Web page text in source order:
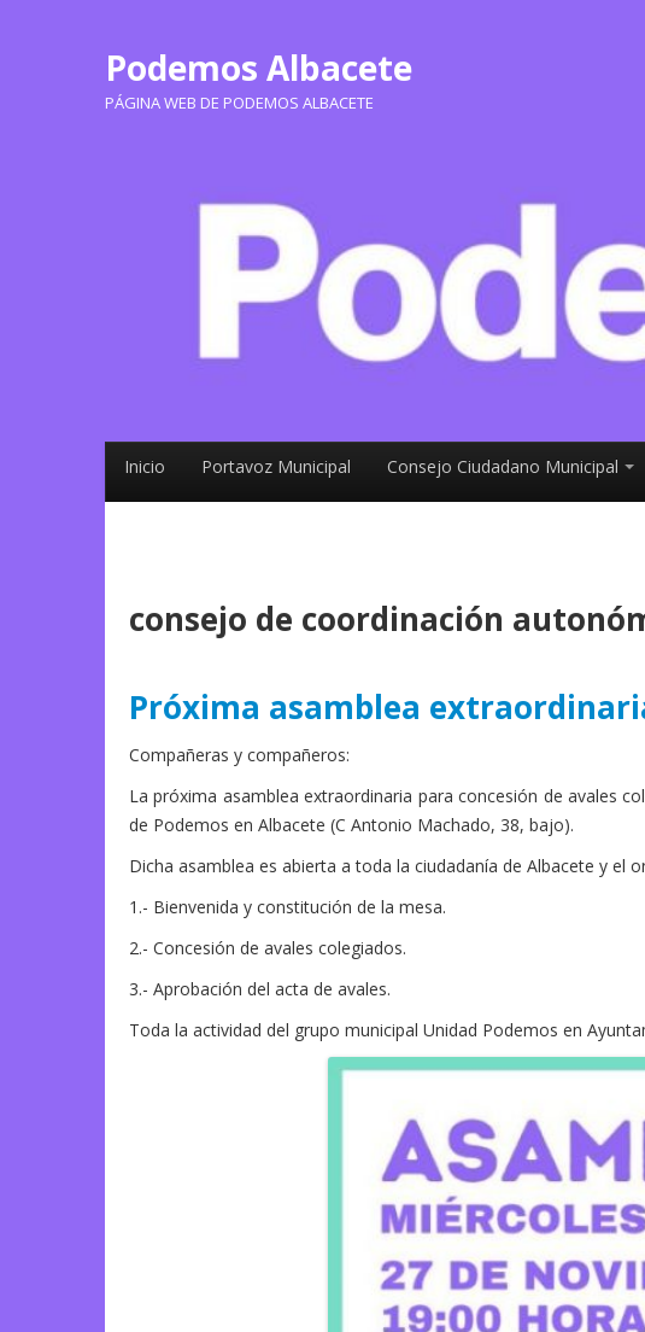
Podemos Albacete
PÁGINA WEB DE PODEMOS ALBACETE
Inicio Portavoz Municipal Consejo Ciudadano Municipal
consejo de coordinación
Próxima asamblea
Compañeras y compañeros:
La próxima asamblea extraordinaria para concesión de avales
de Podemos en Albacete (C Antonio Machado, 38, bajo).
Dicha asamblea es abierta a toda la ciudadanía de Albacete y el
1.- Bienvenida y constitución de la mesa.
2.- Concesión de avales colegiados.
3.- Aprobación del acta de avales.
Toda la actividad del grupo municipal Unidad Podemos en